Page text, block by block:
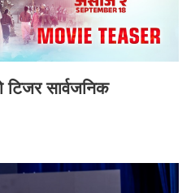
टिजर सार्वजनिक